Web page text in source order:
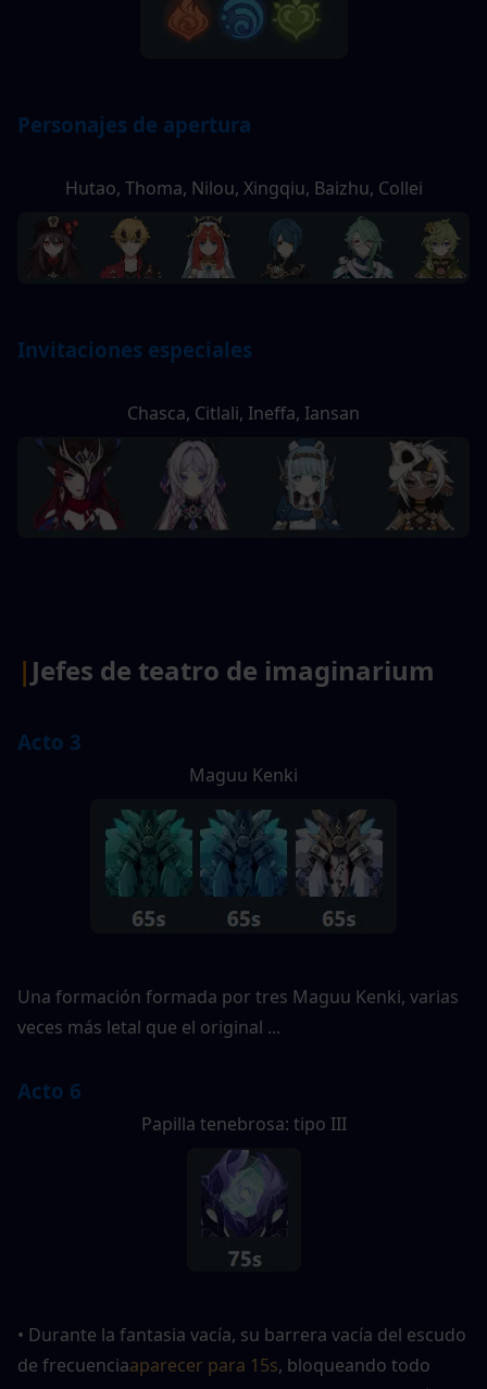
Personajes de apertura
Hutao, Thoma, Nilou, Xingqiu, Baizhu, Collei
Invitaciones especiales
Chasca, Citlali, Ineffa, Iansan
| Jefes de teatro de imaginarium
Acto 3
Maguu Kenki
Una formación formada por tres Maguu Kenki, varias
veces más letal que el original ...
Acto 6
Papilla tenebrosa: tipo III
• Durante la fantasia vacía, su barrera vacía del escudo
de frecuenciaaparecer para 15s, bloqueando todo